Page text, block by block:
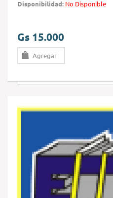
Disponibilidad: No Disponible
Gs 15.000
Agregar